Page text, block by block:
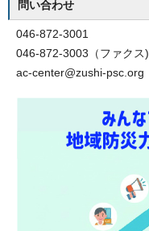
問い合わせ
046-872-3001
046-872-3003（ファクス)
ac-center@zushi-psc.org